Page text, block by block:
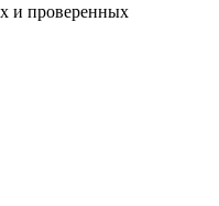
и проверенных